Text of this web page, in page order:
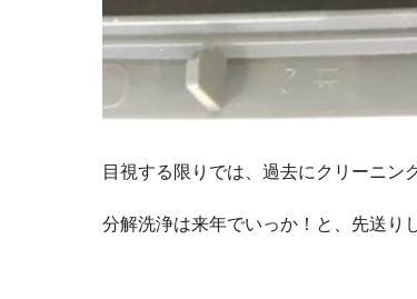
目視する限りでは、過去にクリーニン
分解洗浄は来年でいっか！と、先送り